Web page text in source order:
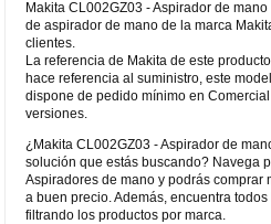
Makita CL002GZ03 - Aspirador de
de aspirador de mano de la marca
clientes.
La referencia de Makita de este
hace referencia al suministro, este
dispone de pedido mínimo en
versiones.
¿Makita CL002GZ03 - Aspirador de
solución que estás buscando? Navega
Aspiradores de mano y podrás comprar
a buen precio. Además, encuentra
filtrando los productos por marca.